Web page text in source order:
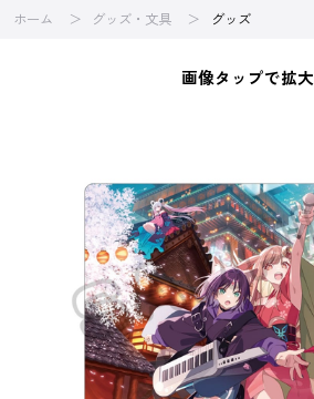
ホーム グッズ・文具 グッズ
画像タップで拡大